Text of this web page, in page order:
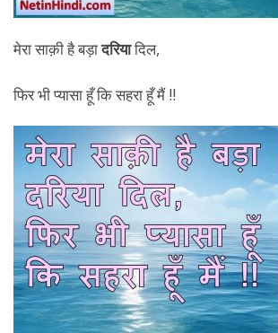
मेरा साक़ी है बड़ादरियादिल,
फिर भी प्यासा हूँ कि सहरा हूँ मैं !!